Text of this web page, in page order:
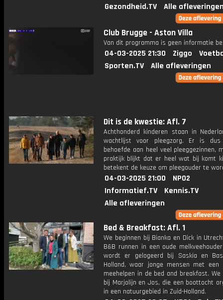
Gezondheid.TV
Alle
Club Brugge - Aston Villa
Van dit programma is geen informatie
04-03-2025 21:30 Ziggo
Sporten.TV
Alle afleveringen
Dit is de kwestie: Afl. 7
Achthonderd kinderen staan in
wachtlijst voor pleegzorg. Er is dus
behoefde aan heel veel pleeggezinnen,
praktijk blijkt dat er heel wat bij komt
betekent de keuze om pleegouder te
04-03-2025 21:00
NPO2
Informatief.TV
Kennis.TV
Alle afleveringen
Bed & Breakfast: Afl. 1
We beginnen bij Bianka en Dick in
B&B runnen in een oude
wordt er gelogeerd bij Saskia en
Holland, waar jonge mensen met een
meehelpen in de bed and breakfast.
bij Marjolijn en Jos, die een boottocht
in een natuurgebied in Zuid-Holland.